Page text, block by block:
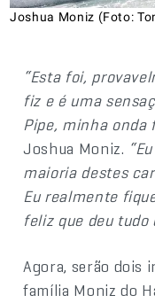
Joshua Moniz (Foto:
“Esta foi,
fiz e é uma
Pipe, minha onda
Joshua Moniz.
maioria destes
Eu realmente
feliz que deu tudo
Agora, serão dois
família Moniz do